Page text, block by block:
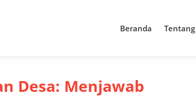
Beranda Tentang
Desa: Menjawab